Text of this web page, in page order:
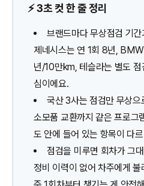
⚡️ 3초 컷 한 줄 정리
브랜드마다 무상점검 기간
제네시스는 연 1회 8년,
년/10만km, 테슬라는 별도
심이에요.
국산 3사는 점검만 무상
소모품 교환까지 같은 프로그
도 안에 들어 있는 항목이 다
점검을 미루면 회차가 그
정비 이력이 없어 차주에게